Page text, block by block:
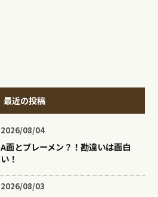
最近の投稿
2026/08/04
A面とブレーメン？！勘違いは面白
い！
2026/08/03